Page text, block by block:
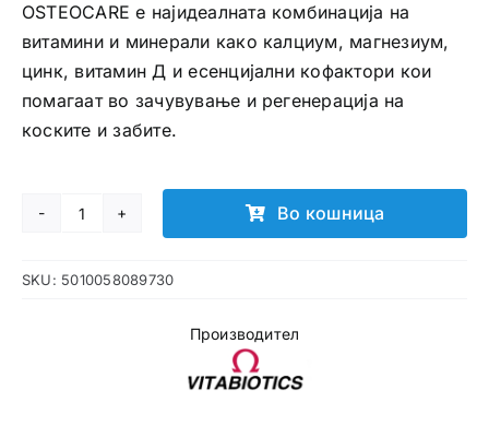
OSTEOCARE е најидеалната комбинација на
витамини и минерали како калциум, магнезиум,
цинк, витамин Д и есенцијални кофактори кои
помагаат во зачувување и регенерација на
коските и забите.
Osteocare
количина
Во кошница
SKU: 5010058089730
Производител